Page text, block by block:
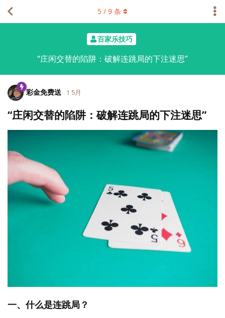
百家乐技巧
“庄闲交替的陷阱：破解连跳局的下注迷思”
5 / 9 条
彩金免费送 1 5月
“庄闲交替的陷阱：破解连跳局的下注迷思”
一、什么是连跳局？